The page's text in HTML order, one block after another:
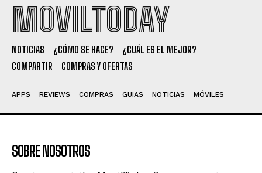
MOVILTODAY
NOTICIAS ¿CÓMO SE HACE?
¿CUÁL ES EL MEJOR?
COMPARTIR
COMPRAS Y OFERTAS
APPS REVIEWS COMPRAS GUIAS NOTICIAS MÓVILES
SOBRE NOSOTROS